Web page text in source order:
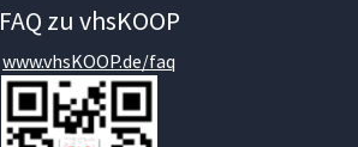
FAQ zu vhsKOOP
www.vhsKOOP.de/faq